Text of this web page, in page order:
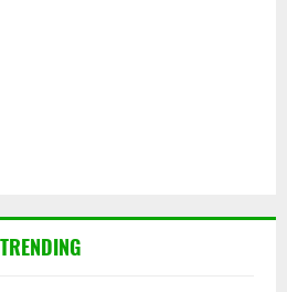
TRENDING